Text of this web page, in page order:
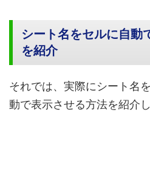
シート名をセルに自動
を紹介
それでは、実際にシート名
動で表示させる方法を紹介し